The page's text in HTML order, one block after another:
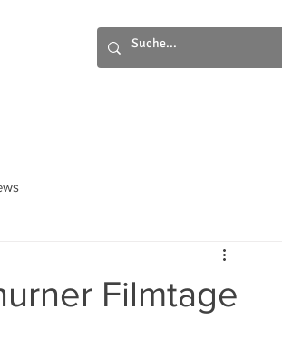
Filmtage